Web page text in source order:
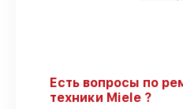
Выполнение
гарантируем
Есть вопросы по
техники Miele ?